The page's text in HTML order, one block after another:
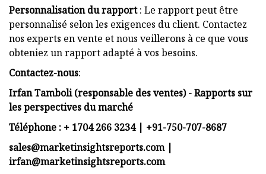
Personnalisation du rapport: Le rapport peut être
personnalisé selon les exigences du client. Contactez
nos experts en vente et nous veillerons à ce que vous
obteniez un rapport adapté à vos besoins.
Contactez-nous:
Irfan Tamboli (responsable des ventes) - Rapports sur
les perspectives du marché
Téléphone : + 1704 266 3234 | +91-750-707-8687
sales@marketinsightsreports.com|
irfan@marketinsightsreports.com